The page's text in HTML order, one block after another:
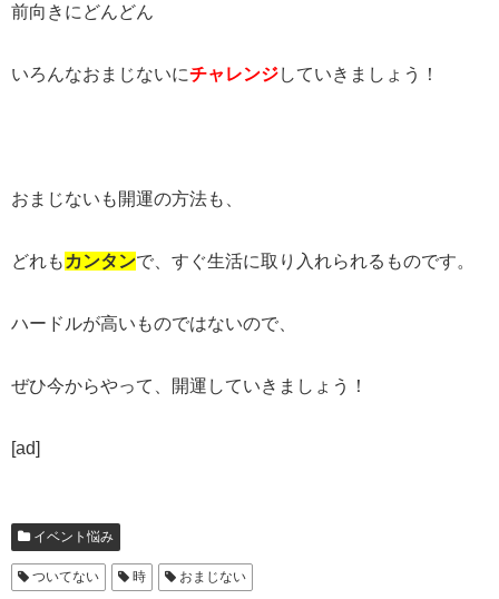
前向きにどんどん
いろんなおまじないにチャレンジしていきましょう！
おまじないも開運の方法も、
どれも カンタンで、すぐ生活に取り入れられるものです。
ハードルが高いものではないので、
ぜひ今からやって、開運していきましょう！
[ad]
イベント悩み
ついてない 時 おまじない